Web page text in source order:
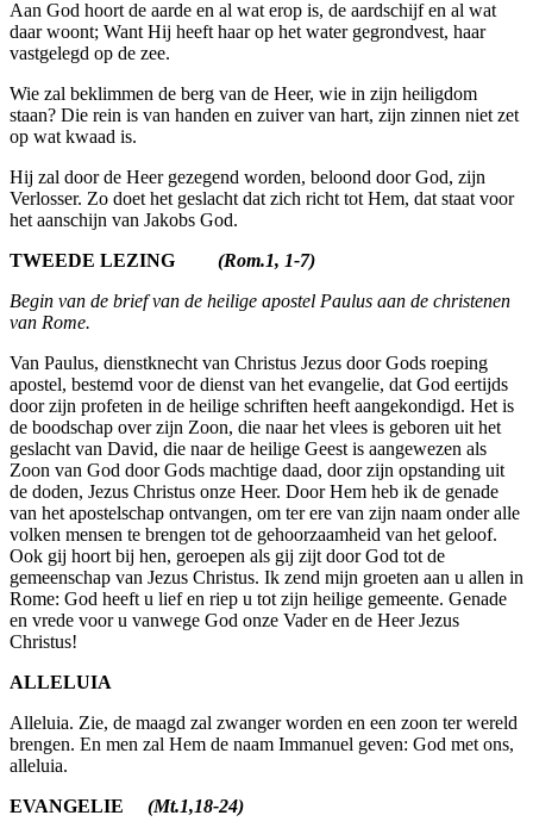
Aan God hoort de aarde en al wat erop is, de aardschijf en al wat
daar woont; Want Hij heeft haar op het water gegrondvest, haar
vastgelegd op de zee.
Wie zal beklimmen de berg van de Heer, wie in zijn heiligdom
staan? Die rein is van handen en zuiver van hart, zijn zinnen niet zet
op wat kwaad is.
Hij zal door de Heer gezegend worden, beloond door God, zijn
Verlos­ser. Zo doet het geslacht dat zich richt tot Hem, dat staat voor
het aanschijn van Jakobs God.
TWEEDE LEZING (Rom.1, 1-7)
Begin van de brief van de heilige apostel Paulus aan de christenen
van Rome.
Van Paulus, dienstknecht van Christus Jezus door Gods roeping
apostel, bestemd voor de dienst van het evangelie, dat God eertijds
door zijn profeten in de heilige schriften heeft aangekondigd. Het is
de boodschap over zijn Zoon, die naar het vlees is geboren uit het
geslacht van David, die naar de heilige Geest is aangewezen als
Zoon van God door Gods machtige daad, door zijn opstanding uit
de doden, Jezus Christus onze Heer. Door Hem heb ik de genade
van het apostelschap ontvangen, om ter ere van zijn naam onder alle
volken mensen te brengen tot de gehoorzaamheid van het geloof.
Ook gij hoort bij hen, geroepen als gij zijt door God tot de
gemeenschap van Jezus Christus. Ik zend mijn groeten aan u allen in
Rome: God heeft u lief en riep u tot zijn heilige gemeente. Genade
en vrede voor u vanwege God onze Vader en de Heer Jezus
Christus!
ALLELUIA
Alleluia. Zie, de maagd zal zwanger worden en een zoon ter wereld
brengen. En men zal Hem de naam Immanuel geven: God met ons,
alleluia.
EVANGELIE (Mt.1,18-24)